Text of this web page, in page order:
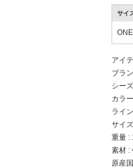
サイ
アイ
ブラ
シー
カラ
ライ
サイ
重量 :
素材 :
原産